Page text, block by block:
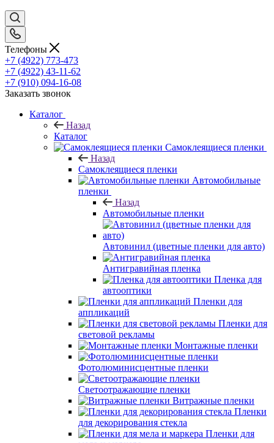
Телефоны
+7 (4922) 773-473
+7 (4922) 43-11-62
+7 (910) 094-16-08
Заказать звонок
Каталог
Назад
Каталог
Самоклеящиеся пленки
Назад
Самоклеящиеся пленки
Автомобильные
пленки
Назад
Автомобильные пленки
Автовинил (цветные пленки для авто)
Антигравийная пленка
Пленка для
автооптики
Пленки для
аппликаций
Пленки для
световой рекламы
Монтажные пленки
Фотолюминисцентные пленки
Светоотражающие пленки
Витражные пленки
Пленки
для декорирования стекла
Пленки для